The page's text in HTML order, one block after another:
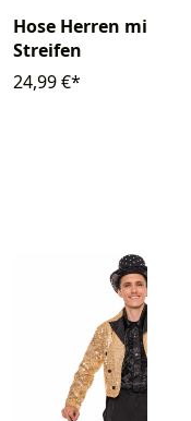
Hose Herren mit
Streifen
24,99 €*